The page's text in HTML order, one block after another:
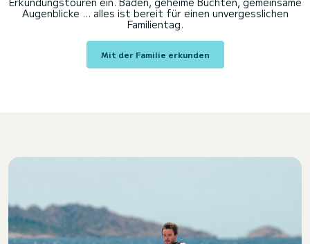
Augenblicke ... alles ist bereit für einen unvergesslichen
Familientag.
Mit der Familie erkunden